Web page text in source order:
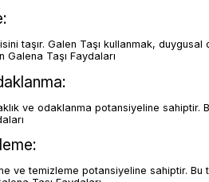
taşır. Galen Taşı kullanmak, duygusal
Taşı Faydaları
ve odaklanma potansiyeline
ve temizleme potansiyeline sahiptir.